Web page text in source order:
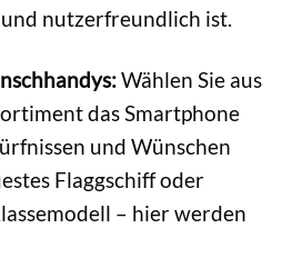
nutzerfreundlich ist.
Wählen Sie aus
das Smartphone
und Wünschen
Flaggschiff oder
– hier werden